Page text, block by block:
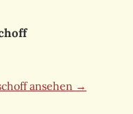
ansehen →